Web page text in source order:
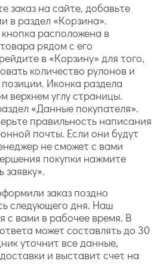
заказ на сайте, добавьте
в раздел «Корзина».
расположена в
рядом с его
в «Корзину» для того,
количество рулонов и
Иконка раздела
верхнем углу страницы.
«Данные покупателя».
правильность написания
почты. Если они будут
не сможет с вами
покупки нажмите
заявку».
заказ поздно
следующего дня. Наш
с вами в рабочее время. В
может составлять до 30
уточнит все данные,
и выставит счет на